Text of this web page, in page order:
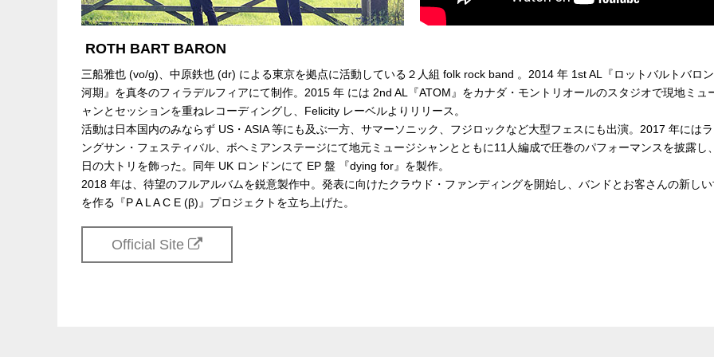
ROTH BART BARON
三船雅也 (vo/g)、中原鉄也 (dr) による東京を拠点に活動している２人組 folk rock band 。2014 年 1st AL『ロットバルトバロ
河期』を真冬のフィラデルフィアにて制作。2015 年 には 2nd AL『ATOM』をカナダ・モントリオールのスタジオで現地ミュ
ャンとセッションを重ねレコーディングし、Felicity レーベルよりリリース。
活動は日本国内のみならず US・ASIA 等にも及ぶ一方、サマーソニック、フジロックなど大型フェスにも出演。2017 年には
ングサン・フェスティバル、ボヘミアンステージにて地元ミュージシャンとともに11人編成で圧巻のパフォーマンスを披露し
日の大トリを飾った。同年 UK ロンドンにて EP 盤 『dying for』を製作。
2018 年は、待望のフルアルバムを鋭意製作中。発表に向けたクラウド・ファンディングを開始し、バンドとお客さんの新し
を作る『P A L A C E (β)』プロジェクトを立ち上げた。
Official Site